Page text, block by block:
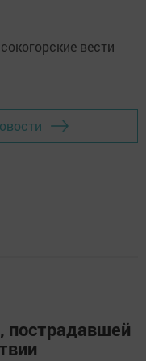
вести
пострадавшей